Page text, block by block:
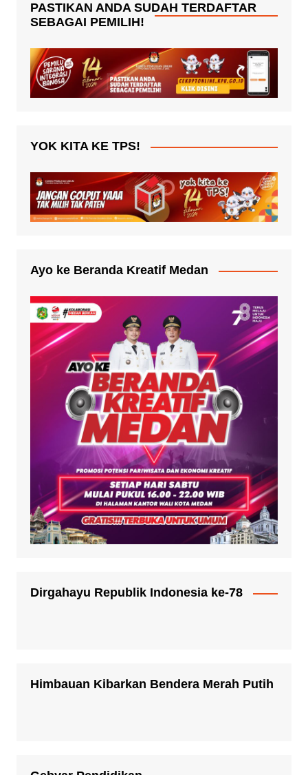
PASTIKAN ANDA SUDAH TERDAFTAR
SEBAGAI PEMILIH!
YOK KITA KE TPS!
Ayo ke Beranda Kreatif Medan
Dirgahayu Republik Indonesia ke-78
Himbauan Kibarkan Bendera Merah Putih